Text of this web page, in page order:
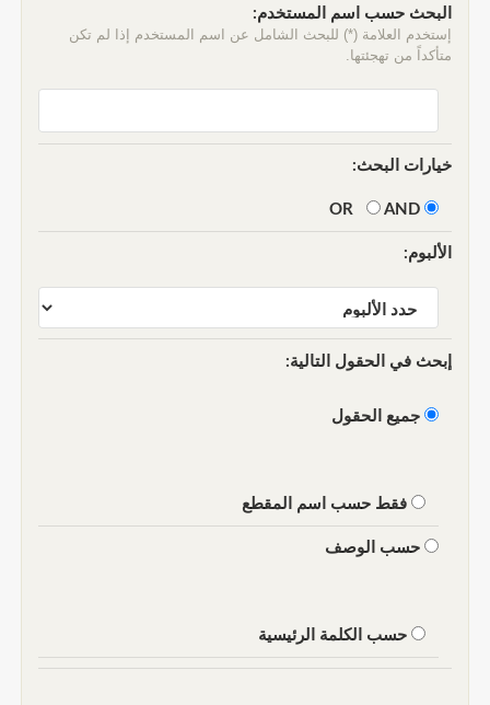
البحث حسب اسم المستخدم:
إستخدم العلامة (*) للبحث الشامل عن اسم المستخدم إذا لم تكن
متأكداً من تهجئتها.
خيارات البحث:
AND
الألبوم:
إبحث في الحقول التالية:
جميع الحقول
فقط حسب اسم المقطع
حسب الوصف
حسب الكلمة الرئيسية